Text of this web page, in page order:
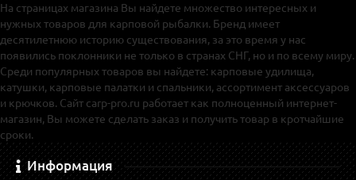
На страницах магазина Вы найдете множество интересных и
нужных товаров для карповой рыбалки. Бренд имеет
десятилетнюю историю существования, за это время у нас
появились поклонники не только в странах СНГ, но и по всему миру.
Среди популярных товаров вы найдете: карповые удилища,
катушки, карповые палатки и спальники, ассортимент аксессуаров
и крючков. Сайт carp-pro.ru работает как полноценный интернет-
магазин, Вы можете сделать заказ и получить товар в кротчайшие
сроки.
Информация